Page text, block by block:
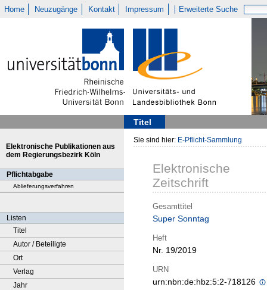
Home Neuzugänge Kontakt Impressum Erweiterte Suche
Titel
Elektronische Publikationen aus
dem Regierungsbezirk Köln
Pflichtabgabe
Ablieferungsverfahren
Listen
Titel
Autor / Beteiligte
Ort
Verlag
Jahr
Sie sind hier: E-Pflicht-Sammlung
Elektronische
Zeitschrift
Gesamttitel
Super Sonntag
Heft
Nr. 19/2019
URN
urn:nbn:de:hbz:5:2-718126